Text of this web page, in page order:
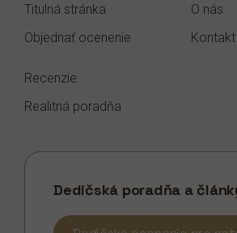
Titulná stránka
Objednať ocenenie
O nás
Kontakt
Recenzie
Realitná poradňa
Dedičská poradňa a